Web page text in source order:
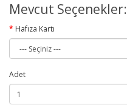
Mevcut Seçenekler:
Hafıza Kartı
Adet